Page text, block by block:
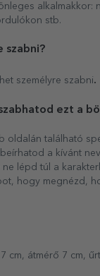
alkalmakkor:
stb.
szabni?
személyre szabni.
ezt a
oldalán található
a kívánt
lépd túl a
hogy megnézd,
cm, átmérő 7 cm,